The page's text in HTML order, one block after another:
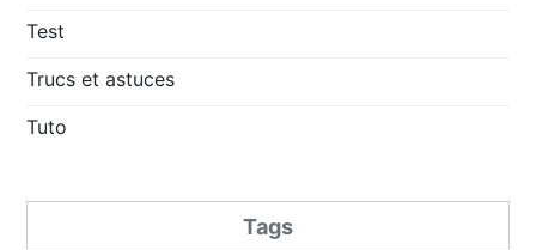
Test
Trucs et astuces
Tuto
Tags